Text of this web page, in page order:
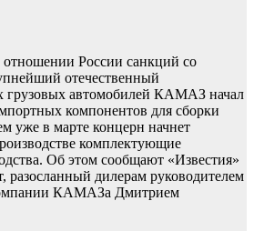
России санкций со
отечественный
грузовых автомобилей КАМАЗ начал
компонентов для сборки
уже в марте концерн начнет
комплектующие
Об этом сообщают «Известия»
разосланный дилерам руководителем
КАМАЗа Дмитрием